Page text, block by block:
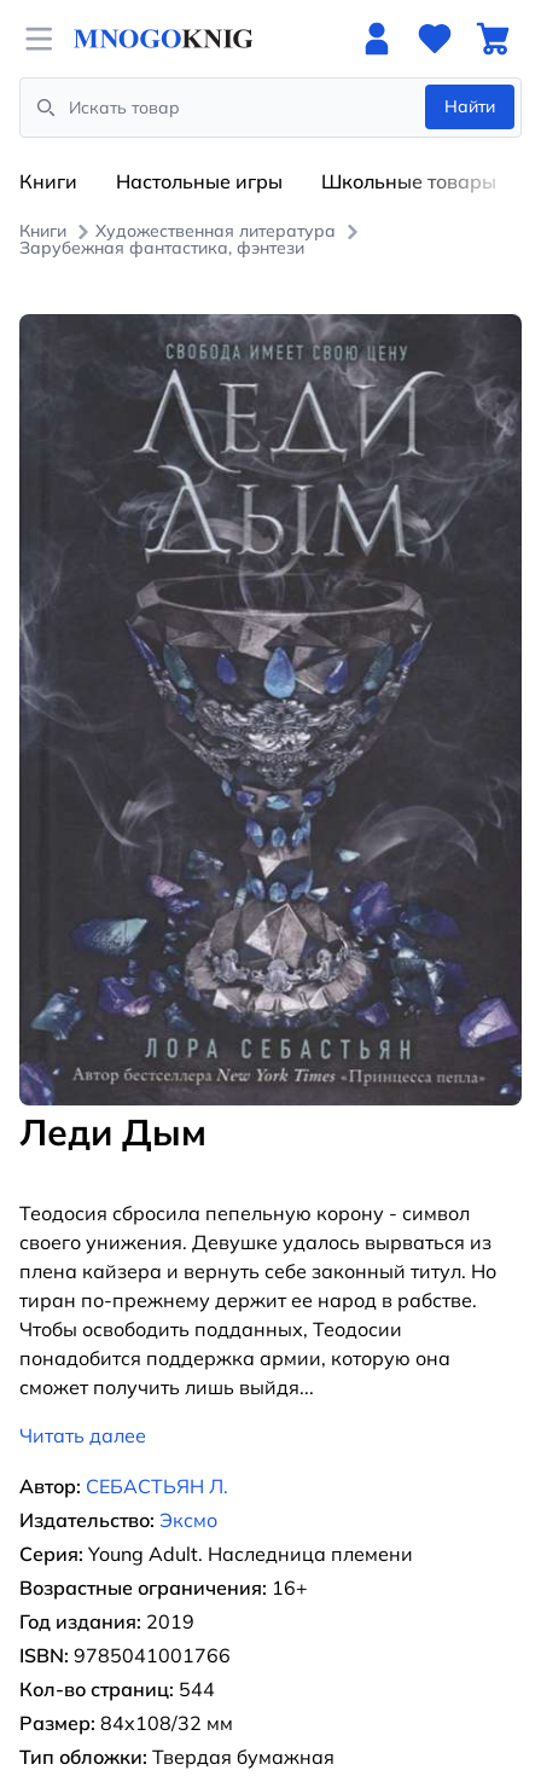
Open menu
Search
Найти
Книги Настольные игры Школьные товары
Книги Художественная литература
Зарубежная фантастика, фэнтези
Леди Дым
Теодосия сбросила пепельную корону - символ
своего унижения. Девушке удалось вырваться из
плена кайзера и вернуть себе законный титул. Но
тиран по-прежнему держит ее народ в рабстве.
Чтобы освободить подданных, Теодосии
понадобится поддержка армии, которую она
сможет получить лишь выйдя...
Читать далее
Автор: СЕБАСТЬЯН Л.
Издательство: Эксмо
Серия: Young Adult. Наследница племени
Возрастные ограничения: 16+
Год издания: 2019
ISBN: 9785041001766
Кол-во страниц: 544
Размер: 84x108/32 мм
Тип обложки: Твердая бумажная